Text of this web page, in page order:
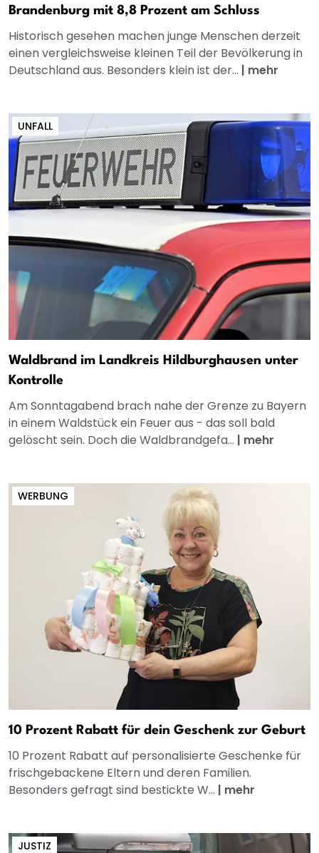
Brandenburg mit 8,8 Prozent am Schluss
Historisch gesehen machen junge Menschen derzeit
einen vergleichsweise kleinen Teil der Bevölkerung in
Deutschland aus. Besonders klein ist der... | mehr
UNFALL
Waldbrand im Landkreis Hildburghausen unter
Kontrolle
Am Sonntagabend brach nahe der Grenze zu Bayern
in einem Waldstück ein Feuer aus - das soll bald
gelöscht sein. Doch die Waldbrandgefa... | mehr
WERBUNG
10 Prozent Rabatt für dein Geschenk zur Geburt
10 Prozent Rabatt auf personalisierte Geschenke für
frischgebackene Eltern und deren Familien.
Besonders gefragt sind bestickte W... | mehr
JUSTIZ